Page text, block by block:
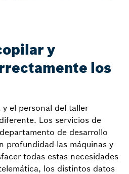
y
los
el personal del taller
Los servicios de
de desarrollo
profundidad las máquinas y
todas estas necesidades
los distintos datos